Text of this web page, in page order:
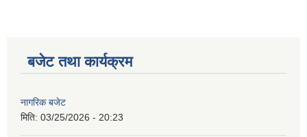
बजेट तथा कार्यक्रम
नागरिक बजेट
मिति: 03/25/2026 - 20:23